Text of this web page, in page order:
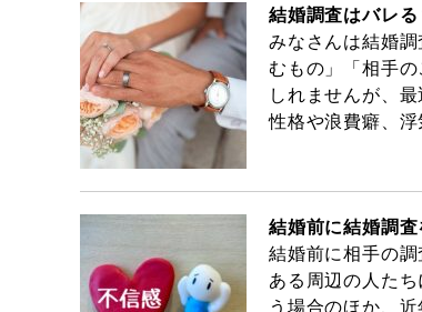
結婚調査はバレ
みなさんは結婚
むもの」「相手
しれませんが、
性格や浪費癖、
結婚前に結婚調
結婚前に相手の
ある周辺の人た
う場合のほか、